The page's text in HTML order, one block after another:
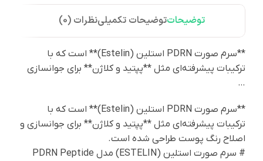
توضیحاتتوضیحات تکمیلینظرات (0)
**سرم صورت PDRN استلین (Estelin)** است که با
ترکیبات پیشرفته‌ای مثل **پپتید و کلاژن** برای جوانسازی
…
**سرم صورت PDRN استلین (Estelin)** است که با
ترکیبات پیشرفته‌ای مثل **پپتید و کلاژن** برای جوانسازی و
اصلاح رنگ پوست طراحی شده است.
# سرم صورت استلین (ESTELIN) مدل PDRN Peptide